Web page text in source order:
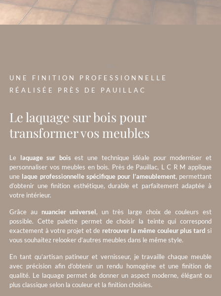
UNE FINITION PROFESSIONNELLE
RÉALISÉE PRÈS DE PAUILLAC
Le laquage sur bois pour
transformer vos meubles
Le laquage sur bois est une technique idéale pour moderniser et
personnaliser vos meubles en bois. Près de Pauillac, L C R M applique
une laque professionnelle spécifique pour l’ameublement, permettant
d’obtenir une finition esthétique, durable et parfaitement adaptée à
votre intérieur.
Grâce au nuancier universel, un très large choix de couleurs est
possible. Cette palette permet de choisir la teinte qui correspond
exactement à votre projet et de retrouver la même couleur plus tard si
vous souhaitez relooker d’autres meubles dans le même style.
En tant qu’artisan patineur et vernisseur, je travaille chaque meuble
avec précision afin d’obtenir un rendu homogène et une finition de
qualité. Le laquage permet de donner un aspect moderne, élégant ou
plus classique selon la couleur et la finition choisies.